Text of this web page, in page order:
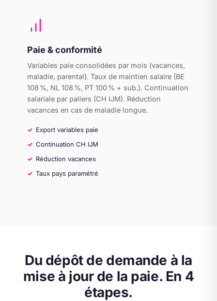
Paie & conformité
Variables paie consolidées par mois (vacances,
maladie, parental). Taux de maintien salaire (BE
108 %, NL 108 %, PT 100 % + sub.). Continuation
salariale par paliers (CH IJM). Réduction
vacances en cas de maladie longue.
Export variables paie
Continuation CH IJM
Réduction vacances
Taux pays paramétré
Du dépôt de demande à la
mise à jour de la paie. En 4
étapes.